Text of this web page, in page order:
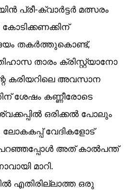
പ്രീ-ക്വാര്‍ട്ടര്‍ മത്സരം
തകര്‍ത്തുകൊണ്ട്,
താരം ക്രിസ്റ്റ്യാനോ
കരിയറിലെ അവസാന
ശേഷം കണ്ണീരോടെ
ഒരിക്കല്‍ പോലും
ലോകകപ്പ് വേദികളോട്
അത് കാല്‍പന്ത്
മാറി.
എതിരില്ലാത്ത ഒരു